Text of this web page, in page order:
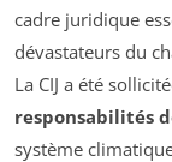
cadre juridique
dévastateurs du
La CIJ a été
responsabilités
système